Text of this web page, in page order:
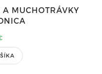
MUCHOTRÁVKY